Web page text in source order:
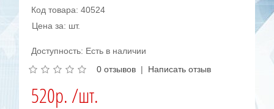
Код товара: 40524
Цена за: шт.
Доступность: Есть в наличии
0 отзывов | Написать отзыв
520р. /шт.